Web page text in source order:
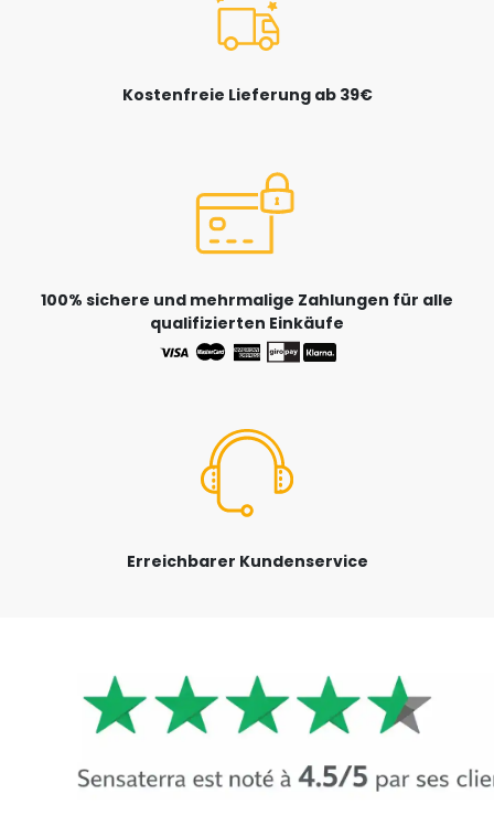
Kostenfreie Lieferung ab 39€
100% sichere und mehrmalige Zahlungen für alle
qualifizierten Einkäufe
Erreichbarer Kundenservice